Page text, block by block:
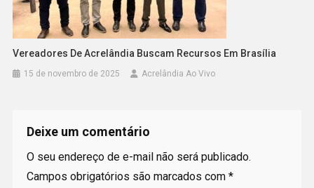
Vereadores De Acrelândia Buscam Recursos Em Brasília
15 de novembro de 2025 Acrelândia Ao Vivo
Deixe um comentário
O seu endereço de e-mail não será publicado.
Campos obrigatórios são marcados com *